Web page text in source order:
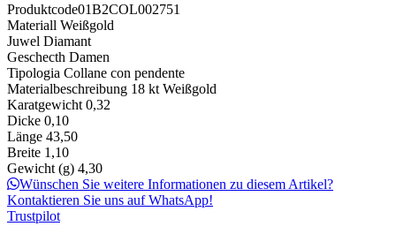
Produktcode01B2COL002751
Materiall Weißgold
Juwel Diamant
Geschecth Damen
Tipologia Collane con pendente
Materialbeschreibung 18 kt Weißgold
Karatgewicht 0,32
Dicke 0,10
Länge 43,50
Breite 1,10
Gewicht (g) 4,30
Wünschen Sie weitere Informationen zu diesem Artikel?
Kontaktieren Sie uns auf WhatsApp!
Trustpilot